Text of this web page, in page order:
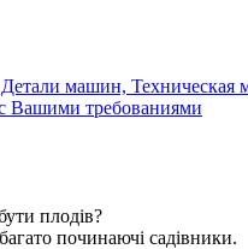
машин, Техническая
с Вашими требованиями
плодів?
починаючі садівники.